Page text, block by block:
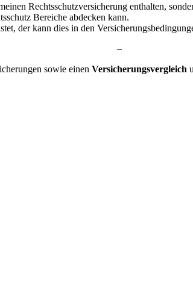
Rechtsschutzversicherung enthalten,
Bereiche abdecken kann.
der kann dies in den
–
sowie einen Versicherungsvergleich